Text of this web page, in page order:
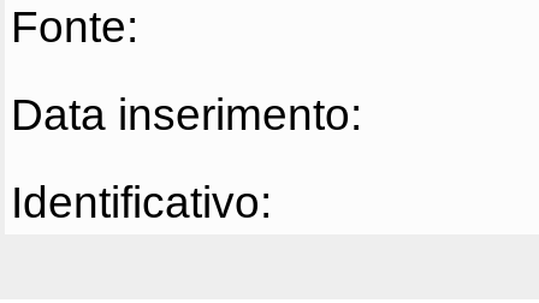
Fonte:
Data inserimento:
Identificativo: